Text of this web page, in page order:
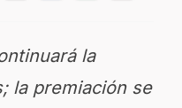
la
la premiación se